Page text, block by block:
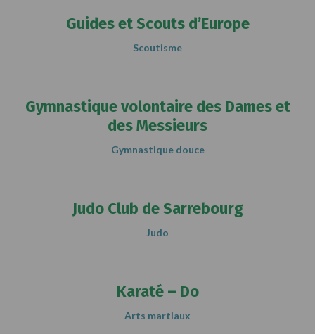
Guides et Scouts d’Europe
Scoutisme
Gymnastique volontaire des Dames et
des Messieurs
Gymnastique douce
Judo Club de Sarrebourg
Judo
Karaté – Do
Arts martiaux